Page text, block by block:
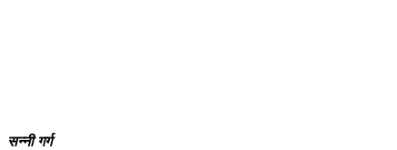
सन्नी गर्ग